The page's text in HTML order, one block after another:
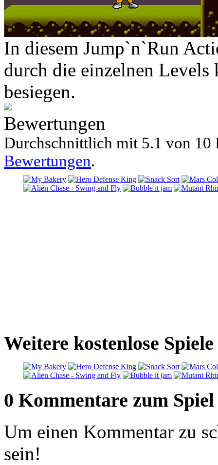
In diesem Jump`n`Run
durch die einzelnen Levels
besiegen.
Bewertungen
Durchschnittlich mit 5.1 von 10
Bewertungen.
Weitere kostenlose
0 Kommentare zum Spiel
Um einen Kommentar zu
sein!